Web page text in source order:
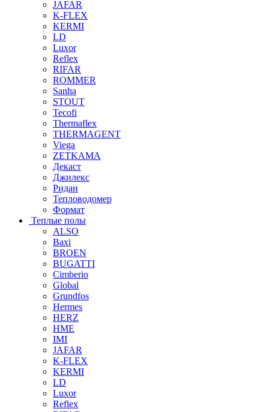
JAFAR
K-FLEX
KERMI
LD
Luxor
Reflex
RIFAR
ROMMER
Sanha
STOUT
Tecofi
Thermaflex
THERMAGENT
Viega
ZETKAMA
Декаст
Джилекс
Ридан
Тепловодомер
Формат
Теплые полы
ALSO
Baxi
BROEN
BUGATTI
Cimberio
Global
Grundfos
Hermes
HERZ
HME
IMI
JAFAR
K-FLEX
KERMI
LD
Luxor
Reflex